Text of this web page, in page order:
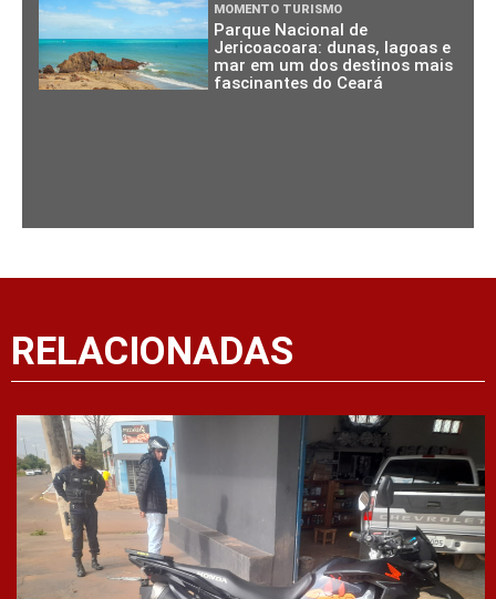
MOMENTO TURISMO
Parque Nacional de
Jericoacoara: dunas, lagoas e
mar em um dos destinos mais
fascinantes do Ceará
RELACIONADAS